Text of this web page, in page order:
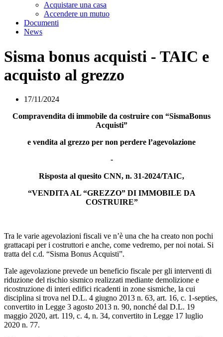
Visualizza menù di secondo livello
Acquistare una casa
Accendere un mutuo
Documenti
News
Sisma bonus acquisti - TAIC e
acquisto al grezzo
17/11/2024
Compravendita di immobile da costruire con “SismaBonus
Acquisti”
e vendita al grezzo per non perdere l’agevolazione
-
Risposta al quesito CNN, n. 31-2024/TAIC,
“VENDITA AL “GREZZO” DI IMMOBILE DA
COSTRUIRE”
Tra le varie agevolazioni fiscali ve n’è una che ha creato non pochi
grattacapi per i costruttori e anche, come vedremo, per noi notai. Si
tratta del c.d. “Sisma Bonus Acquisti”.
Tale agevolazione prevede un beneficio fiscale per gli interventi di
riduzione del rischio sismico realizzati mediante demolizione e
ricostruzione di interi edifici ricadenti in zone sismiche, la cui
disciplina si trova nel D.L. 4 giugno 2013 n. 63, art. 16, c. 1-septies,
convertito in Legge 3 agosto 2013 n. 90, nonché dal D.L. 19
maggio 2020, art. 119, c. 4, n. 34, convertito in Legge 17 luglio
2020 n. 77.